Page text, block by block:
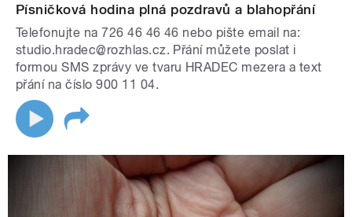
Písničková hodina plná pozdravů a blahopřání
Telefonujte na 726 46 46 46 nebo pište email na:
studio.hradec@rozhlas.cz. Přání můžete poslat i
formou SMS zprávy ve tvaru HRADEC mezera a text
přání na číslo 900 11 04.